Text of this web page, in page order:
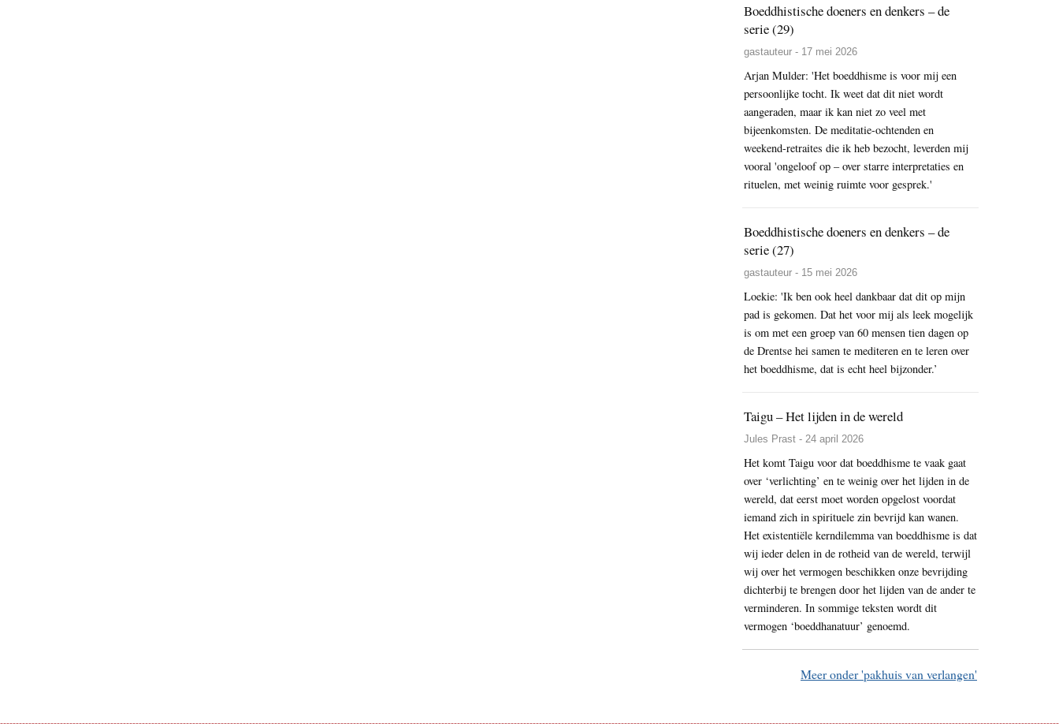
Boeddhistische doeners en denkers – de
serie (29)
gastauteur - 17 mei 2026
Arjan Mulder: 'Het boeddhisme is voor mij een
persoonlijke tocht. Ik weet dat dit niet wordt
aangeraden, maar ik kan niet zo veel met
bijeenkomsten. De meditatie-ochtenden en
weekend-retraites die ik heb bezocht, leverden mij
vooral 'ongeloof op – over starre interpretaties en
rituelen, met weinig ruimte voor gesprek.'
Boeddhistische doeners en denkers – de
serie (27)
gastauteur - 15 mei 2026
Loekie: 'Ik ben ook heel dankbaar dat dit op mijn
pad is gekomen. Dat het voor mij als leek mogelijk
is om met een groep van 60 mensen tien dagen op
de Drentse hei samen te mediteren en te leren over
het boeddhisme, dat is echt heel bijzonder.’
Taigu – Het lijden in de wereld
Jules Prast - 24 april 2026
Het komt Taigu voor dat boeddhisme te vaak gaat
over ‘verlichting’ en te weinig over het lijden in de
wereld, dat eerst moet worden opgelost voordat
iemand zich in spirituele zin bevrijd kan wanen.
Het existentiële kerndilemma van boeddhisme is dat
wij ieder delen in de rotheid van de wereld, terwijl
wij over het vermogen beschikken onze bevrijding
dichterbij te brengen door het lijden van de ander te
verminderen. In sommige teksten wordt dit
vermogen ‘boeddhanatuur’ genoemd.
Meer onder 'pakhuis van verlangen'